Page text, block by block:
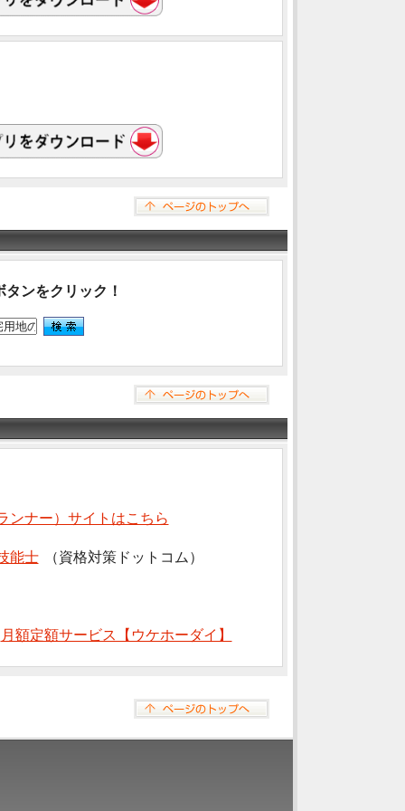
タンをクリック！
ンナー）サイトはこちら
能士 （資格対策ドットコム）
月額定額サービス【ウケホーダイ】